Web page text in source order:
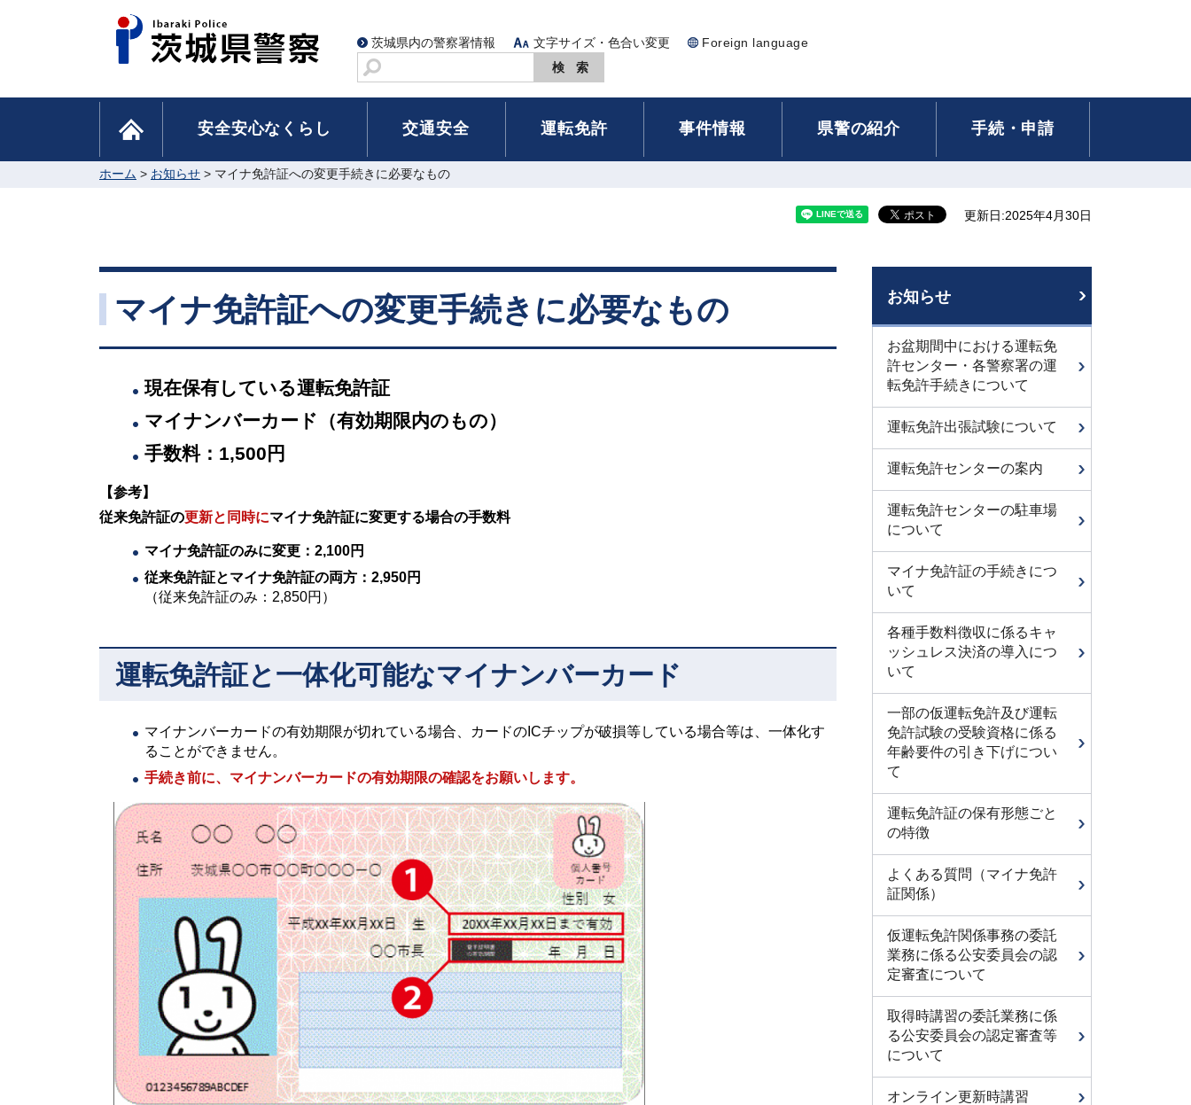
茨城県内の警察署情報 文字サイズ・色合い変更
Foreign language
サ
索
home 安全安心なくらし 交通安全 運転免許 事件情報 県警の紹介 手続・申請
ホーム > お知らせ > マイナ免許証への変更手続きに必要なもの
更新日:2025年4月30日
マイナ免許証への変更手続きに必要なもの
現在保有している運転免許証
マイナンバーカード（有効期限内のもの）
手数料：1,500円
【参考】
従来免許証の更新と同時にマイナ免許証に変更する場合の手数料
マイナ免許証のみに変更：2,100円
従来免許証とマイナ免許証の両方：2,950円
（従来免許証のみ：2,850円）
運転免許証と一体化可能なマイナンバーカード
マイナンバーカードの有効期限が切れている場合、カードのICチップが破損等している場合等は、一体化す
ることができません。
手続き前に、マイナンバーカードの有効期限の確認をお願いします。
お知らせ
お盆期間中における運転免
許センター・各警察署の運
転免許手続きについて
運転免許出張試験について
運転免許センターの案内
運転免許センターの駐車場
について
マイナ免許証の手続きにつ
いて
各種手数料徴収に係るキャ
ッシュレス決済の導入につ
いて
一部の仮運転免許及び運転
免許試験の受験資格に係る
年齢要件の引き下げについ
て
運転免許証の保有形態ごと
の特徴
よくある質問（マイナ免許
証関係）
仮運転免許関係事務の委託
業務に係る公安委員会の認
定審査について
取得時講習の委託業務に係
る公安委員会の認定審査等
について
オンライン更新時講習